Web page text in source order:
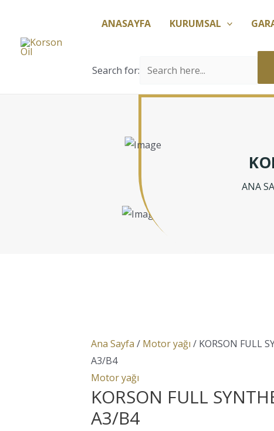
ANASAYFA KURUMSAL
Search for:
ANA
Ana Sayfa / Motor yağı / KORSON FULL
A3/B4
Motor yağı
KORSON FULL
A3/B4